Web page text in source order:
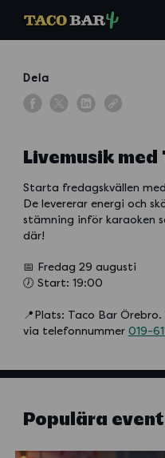
Dela
Livemusik med
Starta fredagskvällen
De levererar energi och
stämning inför karaoken
där!
📅 Fredag 29 augusti
🕖 Start: 19:00
📍Plats: Taco Bar
via telefonnummer 019-
Populära event